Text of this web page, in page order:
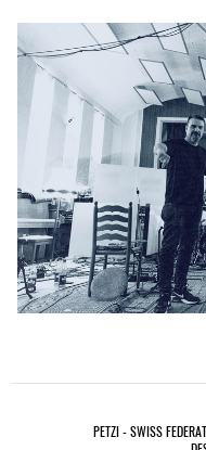
PETZI - SWISS